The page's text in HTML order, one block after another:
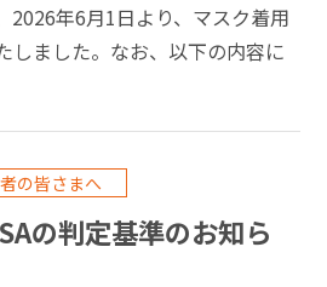
2026年6月1日より、マスク着用
しました。なお、以下の内容に
の皆さまへ
の判定基準のお知ら